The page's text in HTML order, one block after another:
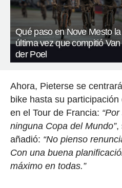
Qué paso en Nove Mesto la
última vez que compitió Van
der Poel
Ahora, Pieterse se
bike hasta su
en el Tour de Francia:
ninguna Copa del Mundo”,
añadió: “No pienso
Con una buena
máximo en todas.”